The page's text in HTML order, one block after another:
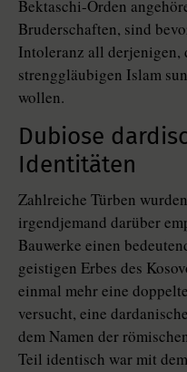
Bektaschi-Orden
Bruderschaften, sind
Intoleranz all derjenigen,
strenggläubigen Islam
wollen.
Dubiose
Identitäten
Zahlreiche Türben
irgendjemand darüber
Bauwerke einen
geistigen Erbes des
einmal mehr eine
versucht, eine
dem Namen der
Teil identisch war mit